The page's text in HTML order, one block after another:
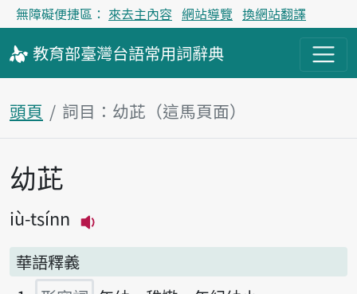
無障礙便捷區： 來去主內容 網站導覽 換網站翻譯
教育部臺灣台語常用詞辭典
頭頁 詞目：幼茈（這馬頁面）
主內容區
幼茈
iù-tsínn
華語釋義